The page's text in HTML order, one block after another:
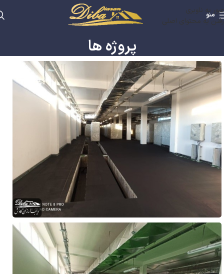
عبور به ناوبری
رفتن به محتوای اصلی
منو
پروژه ها